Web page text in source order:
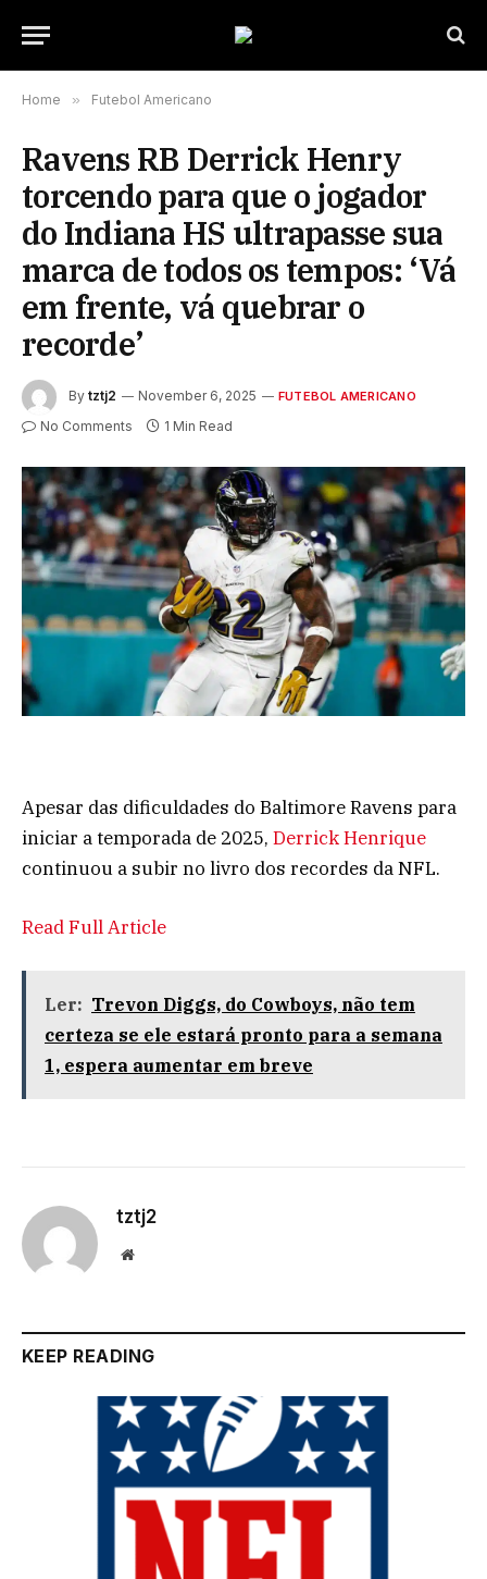
Home » Futebol Americano
Ravens RB Derrick Henry
torcendo para que o jogador
do Indiana HS ultrapasse sua
marca de todos os tempos: ‘Vá
em frente, vá quebrar o
recorde’
By tztj2 November 6, 2025 FUTEBOL AMERICANO
No Comments 1 Min Read
Apesar das dificuldades do Baltimore Ravens para
iniciar a temporada de 2025, Derrick Henrique
continuou a subir no livro dos recordes da NFL.
Read Full Article
Ler: Trevon Diggs, do Cowboys, não tem
certeza se ele estará pronto para a semana
1, espera aumentar em breve
tztj2
Website
KEEP READING